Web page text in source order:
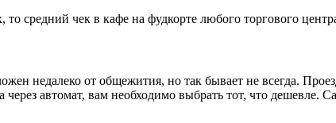
то средний чек в кафе на фудкорте любого торгового
недалеко от общежития, но так бывает не всегда.
автомат, вам необходимо выбрать тот, что